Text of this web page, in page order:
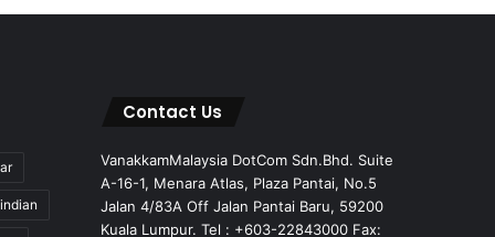
indian
Contact Us
VanakkamMalaysia DotCom Sdn.Bhd. Suite
A-16-1, Menara Atlas, Plaza Pantai, No.5
Jalan 4/83A Off Jalan Pantai Baru, 59200
Kuala Lumpur. Tel : +603-22843000 Fax: